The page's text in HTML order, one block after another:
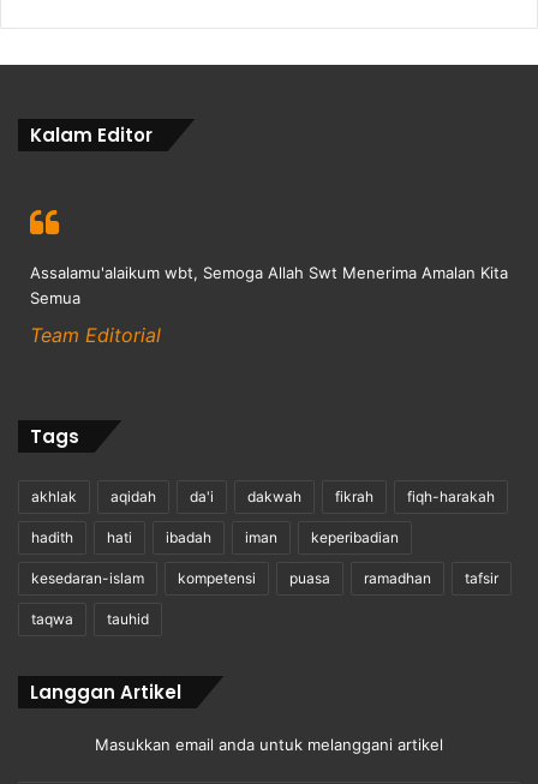
Kalam Editor
Assalamu'alaikum wbt, Semoga Allah Swt Menerima Amalan Kita
Semua
Team Editorial
Tags
akhlak aqidah da'i dakwah fikrah fiqh-harakah
hadith hati ibadah iman keperibadian
kesedaran-islam kompetensi puasa ramadhan tafsir
taqwa tauhid
Langgan Artikel
Masukkan email anda untuk melanggani artikel